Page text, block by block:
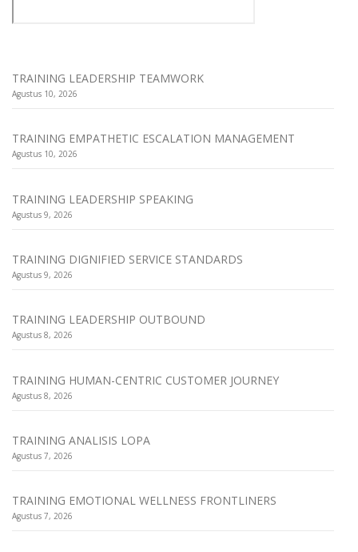
TRAINING LEADERSHIP TEAMWORK
Agustus 10, 2026
TRAINING EMPATHETIC ESCALATION MANAGEMENT
Agustus 10, 2026
TRAINING LEADERSHIP SPEAKING
Agustus 9, 2026
TRAINING DIGNIFIED SERVICE STANDARDS
Agustus 9, 2026
TRAINING LEADERSHIP OUTBOUND
Agustus 8, 2026
TRAINING HUMAN-CENTRIC CUSTOMER JOURNEY
Agustus 8, 2026
TRAINING ANALISIS LOPA
Agustus 7, 2026
TRAINING EMOTIONAL WELLNESS FRONTLINERS
Agustus 7, 2026